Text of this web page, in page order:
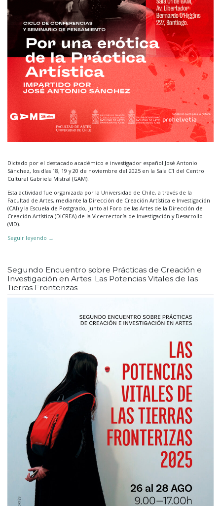
Dictado por el destacado académico e investigador español José Antonio
Sánchez, los días 18, 19 y 20 de noviembre del 2025 en la Sala C1 del Centro
Cultural Gabriela Mistral (GAM).
Esta actividad fue organizada por la Universidad de Chile, a través de la
Facultad de Artes, mediante la Dirección de Creación Artística e Investigación
(CAI) y la Escuela de Postgrado, junto al Foro de las Artes de la Dirección de
Creación Artística (DiCREA) de la Vicerrectoría de Investigación y Desarrollo
(VID).
Seguir leyendo →
Segundo Encuentro sobre Prácticas de Creación e
Investigación en Artes: Las Potencias Vitales de las
Tierras Fronterizas